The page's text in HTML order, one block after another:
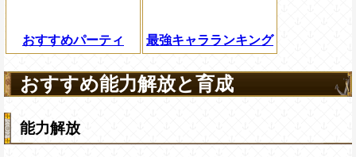
おすすめパーティ 最強キャラランキング
おすすめ能力解放と育成
能力解放